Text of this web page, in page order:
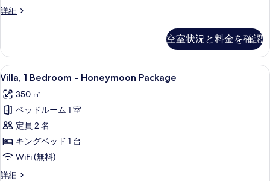
を
す
る
ベ
ド
ル
ー
ム
の
す
べ
て
の
詳細
ペ
ウ
ス
3
ッ
ド
ー
ム
の
詳
細
空室状況と料金を確認
Villa,
1
Bedroom
-
Honeymoon
Package
の
す
Villa, 1 Bedroom - Honeymoon
39
Villa, 1 Bedroom - Honeymoon Package
350 ㎡
ベッドルーム 1 室
定員 2 名
キングベッド 1 台
WiFi (無料)
詳細
Villa,